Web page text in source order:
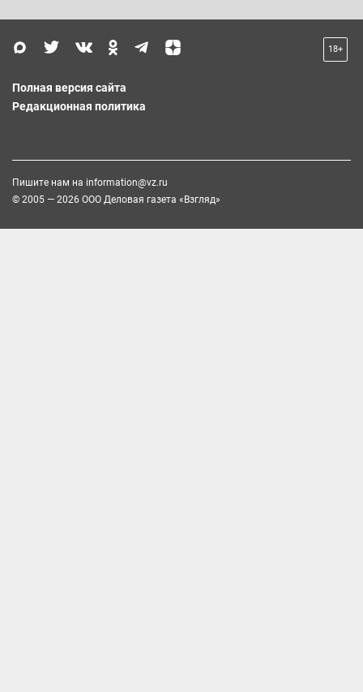
18+
Полная версия сайта
Редакционная политика
Пишите нам на information@vz.ru
© 2005 — 2026 ООО Деловая газета «Взгляд»